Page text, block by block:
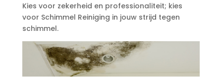
Kies voor zekerheid en professionaliteit; kies
voor Schimmel Reiniging in jouw strijd tegen
schimmel.​